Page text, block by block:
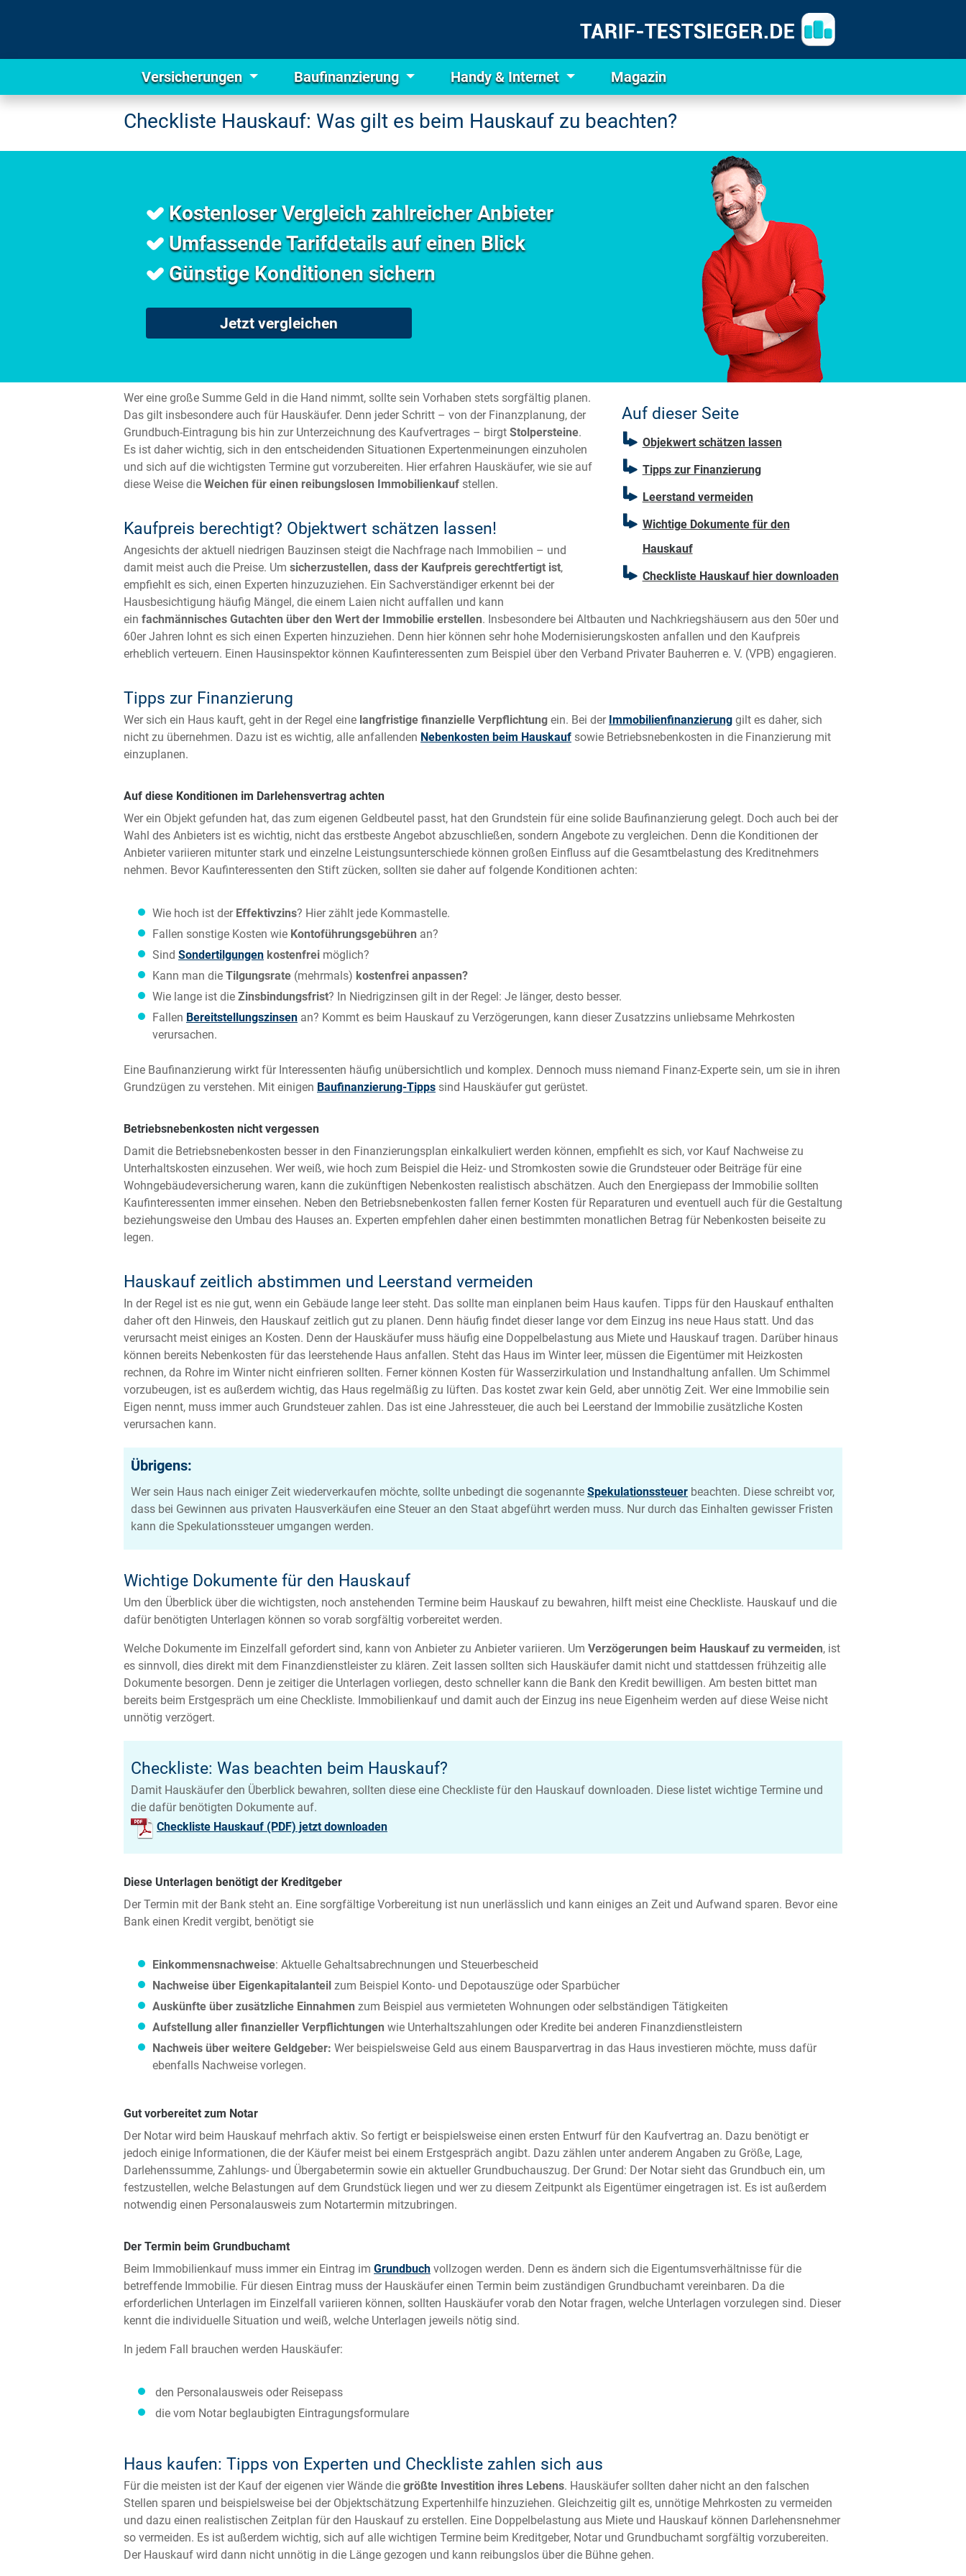
Versicherungen Baufinanzierung Handy & Internet Magazin
Checkliste Hauskauf: Was gilt es beim Hauskauf zu beachten?
Kostenloser Vergleich zahlreicher Anbieter
Umfassende Tarifdetails auf einen Blick
Günstige Konditionen sichern
Jetzt vergleichen
Auf dieser Seite
Objekwert schätzen lassen
Tipps zur Finanzierung
Leerstand vermeiden
Wichtige Dokumente für den
Hauskauf
Checkliste Hauskauf hier downloaden
Wer eine große Summe Geld in die Hand nimmt, sollte sein Vorhaben stets sorgfältig planen.
Das gilt insbesondere auch für Hauskäufer. Denn jeder Schritt – von der Finanzplanung, der
Grundbuch-Eintragung bis hin zur Unterzeichnung des Kaufvertrages – birgt Stolpersteine.
Es ist daher wichtig, sich in den entscheidenden Situationen Expertenmeinungen einzuholen
und sich auf die wichtigsten Termine gut vorzubereiten. Hier erfahren Hauskäufer, wie sie auf
diese Weise die Weichen für einen reibungslosen Immobilienkauf stellen.
Kaufpreis berechtigt? Objektwert schätzen lassen!
Angesichts der aktuell niedrigen Bauzinsen steigt die Nachfrage nach Immobilien – und
damit meist auch die Preise. Um sicherzustellen, dass der Kaufpreis gerechtfertigt ist,
empfiehlt es sich, einen Experten hinzuzuziehen. Ein Sachverständiger erkennt bei der
Hausbesichtigung häufig Mängel, die einem Laien nicht auffallen und kann
ein fachmännisches Gutachten über den Wert der Immobilie erstellen. Insbesondere bei Altbauten und Nachkriegshäusern aus den 50er und
60er Jahren lohnt es sich einen Experten hinzuziehen. Denn hier können sehr hohe Modernisierungskosten anfallen und den Kaufpreis
erheblich verteuern. Einen Hausinspektor können Kaufinteressenten zum Beispiel über den Verband Privater Bauherren e. V. (VPB) engagieren.
Tipps zur Finanzierung
Wer sich ein Haus kauft, geht in der Regel eine langfristige finanzielle Verpflichtung ein. Bei der Immobilienfinanzierung gilt es daher, sich
nicht zu übernehmen. Dazu ist es wichtig, alle anfallenden Nebenkosten beim Hauskauf sowie Betriebsnebenkosten in die Finanzierung mit
einzuplanen.
Auf diese Konditionen im Darlehensvertrag achten
Wer ein Objekt gefunden hat, das zum eigenen Geldbeutel passt, hat den Grundstein für eine solide Baufinanzierung gelegt. Doch auch bei der
Wahl des Anbieters ist es wichtig, nicht das erstbeste Angebot abzuschließen, sondern Angebote zu vergleichen. Denn die Konditionen der
Anbieter variieren mitunter stark und einzelne Leistungsunterschiede können großen Einfluss auf die Gesamtbelastung des Kreditnehmers
nehmen. Bevor Kaufinteressenten den Stift zücken, sollten sie daher auf folgende Konditionen achten:
Wie hoch ist der Effektivzins? Hier zählt jede Kommastelle.
Fallen sonstige Kosten wie Kontoführungsgebühren an?
Sind Sondertilgungen kostenfrei möglich?
Kann man die Tilgungsrate (mehrmals) kostenfrei anpassen?
Wie lange ist die Zinsbindungsfrist? In Niedrigzinsen gilt in der Regel: Je länger, desto besser.
Fallen Bereitstellungszinsen an? Kommt es beim Hauskauf zu Verzögerungen, kann dieser Zusatzzins unliebsame Mehrkosten
verursachen.
Eine Baufinanzierung wirkt für Interessenten häufig unübersichtlich und komplex. Dennoch muss niemand Finanz-Experte sein, um sie in ihren
Grundzügen zu verstehen. Mit einigen Baufinanzierung-Tipps sind Hauskäufer gut gerüstet.
Betriebsnebenkosten nicht vergessen
Damit die Betriebsnebenkosten besser in den Finanzierungsplan einkalkuliert werden können, empfiehlt es sich, vor Kauf Nachweise zu
Unterhaltskosten einzusehen. Wer weiß, wie hoch zum Beispiel die Heiz- und Stromkosten sowie die Grundsteuer oder Beiträge für eine
Wohngebäudeversicherung waren, kann die zukünftigen Nebenkosten realistisch abschätzen. Auch den Energiepass der Immobilie sollten
Kaufinteressenten immer einsehen. Neben den Betriebsnebenkosten fallen ferner Kosten für Reparaturen und eventuell auch für die Gestaltung
beziehungsweise den Umbau des Hauses an. Experten empfehlen daher einen bestimmten monatlichen Betrag für Nebenkosten beiseite zu
legen.
Hauskauf zeitlich abstimmen und Leerstand vermeiden
In der Regel ist es nie gut, wenn ein Gebäude lange leer steht. Das sollte man einplanen beim Haus kaufen. Tipps für den Hauskauf enthalten
daher oft den Hinweis, den Hauskauf zeitlich gut zu planen. Denn häufig findet dieser lange vor dem Einzug ins neue Haus statt. Und das
verursacht meist einiges an Kosten. Denn der Hauskäufer muss häufig eine Doppelbelastung aus Miete und Hauskauf tragen. Darüber hinaus
können bereits Nebenkosten für das leerstehende Haus anfallen. Steht das Haus im Winter leer, müssen die Eigentümer mit Heizkosten
rechnen, da Rohre im Winter nicht einfrieren sollten. Ferner können Kosten für Wasserzirkulation und Instandhaltung anfallen. Um Schimmel
vorzubeugen, ist es außerdem wichtig, das Haus regelmäßig zu lüften. Das kostet zwar kein Geld, aber unnötig Zeit. Wer eine Immobilie sein
Eigen nennt, muss immer auch Grundsteuer zahlen. Das ist eine Jahressteuer, die auch bei Leerstand der Immobilie zusätzliche Kosten
verursachen kann.
Übrigens:
Wer sein Haus nach einiger Zeit wiederverkaufen möchte, sollte unbedingt die sogenannte Spekulationssteuer beachten. Diese schreibt vor,
dass bei Gewinnen aus privaten Hausverkäufen eine Steuer an den Staat abgeführt werden muss. Nur durch das Einhalten gewisser Fristen
kann die Spekulationssteuer umgangen werden.
Wichtige Dokumente für den Hauskauf
Um den Überblick über die wichtigsten, noch anstehenden Termine beim Hauskauf zu bewahren, hilft meist eine Checkliste. Hauskauf und die
dafür benötigten Unterlagen können so vorab sorgfältig vorbereitet werden.
Welche Dokumente im Einzelfall gefordert sind, kann von Anbieter zu Anbieter variieren. Um Verzögerungen beim Hauskauf zu vermeiden, ist
es sinnvoll, dies direkt mit dem Finanzdienstleister zu klären. Zeit lassen sollten sich Hauskäufer damit nicht und stattdessen frühzeitig alle
Dokumente besorgen. Denn je zeitiger die Unterlagen vorliegen, desto schneller kann die Bank den Kredit bewilligen. Am besten bittet man
bereits beim Erstgespräch um eine Checkliste. Immobilienkauf und damit auch der Einzug ins neue Eigenheim werden auf diese Weise nicht
unnötig verzögert.
Checkliste: Was beachten beim Hauskauf?
Damit Hauskäufer den Überblick bewahren, sollten diese eine Checkliste für den Hauskauf downloaden. Diese listet wichtige Termine und
die dafür benötigten Dokumente auf.
Checkliste Hauskauf (PDF) jetzt downloaden
Diese Unterlagen benötigt der Kreditgeber
Der Termin mit der Bank steht an. Eine sorgfältige Vorbereitung ist nun unerlässlich und kann einiges an Zeit und Aufwand sparen. Bevor eine
Bank einen Kredit vergibt, benötigt sie
Einkommensnachweise: Aktuelle Gehaltsabrechnungen und Steuerbescheid
Nachweise über Eigenkapitalanteil zum Beispiel Konto- und Depotauszüge oder Sparbücher
Auskünfte über zusätzliche Einnahmen zum Beispiel aus vermieteten Wohnungen oder selbständigen Tätigkeiten
Aufstellung aller finanzieller Verpflichtungen wie Unterhaltszahlungen oder Kredite bei anderen Finanzdienstleistern
Nachweis über weitere Geldgeber: Wer beispielsweise Geld aus einem Bausparvertrag in das Haus investieren möchte, muss dafür
ebenfalls Nachweise vorlegen.
Gut vorbereitet zum Notar
Der Notar wird beim Hauskauf mehrfach aktiv. So fertigt er beispielsweise einen ersten Entwurf für den Kaufvertrag an. Dazu benötigt er
jedoch einige Informationen, die der Käufer meist bei einem Erstgespräch angibt. Dazu zählen unter anderem Angaben zu Größe, Lage,
Darlehenssumme, Zahlungs- und Übergabetermin sowie ein aktueller Grundbuchauszug. Der Grund: Der Notar sieht das Grundbuch ein, um
festzustellen, welche Belastungen auf dem Grundstück liegen und wer zu diesem Zeitpunkt als Eigentümer eingetragen ist. Es ist außerdem
notwendig einen Personalausweis zum Notartermin mitzubringen.
Der Termin beim Grundbuchamt
Beim Immobilienkauf muss immer ein Eintrag im Grundbuch vollzogen werden. Denn es ändern sich die Eigentumsverhältnisse für die
betreffende Immobilie. Für diesen Eintrag muss der Hauskäufer einen Termin beim zuständigen Grundbuchamt vereinbaren. Da die
erforderlichen Unterlagen im Einzelfall variieren können, sollten Hauskäufer vorab den Notar fragen, welche Unterlagen vorzulegen sind. Dieser
kennt die individuelle Situation und weiß, welche Unterlagen jeweils nötig sind.
In jedem Fall brauchen werden Hauskäufer:
den Personalausweis oder Reisepass
die vom Notar beglaubigten Eintragungsformulare
Haus kaufen: Tipps von Experten und Checkliste zahlen sich aus
Für die meisten ist der Kauf der eigenen vier Wände die größte Investition ihres Lebens. Hauskäufer sollten daher nicht an den falschen
Stellen sparen und beispielsweise bei der Objektschätzung Expertenhilfe hinzuziehen. Gleichzeitig gilt es, unnötige Mehrkosten zu vermeiden
und dazu einen realistischen Zeitplan für den Hauskauf zu erstellen. Eine Doppelbelastung aus Miete und Hauskauf können Darlehensnehmer
so vermeiden. Es ist außerdem wichtig, sich auf alle wichtigen Termine beim Kreditgeber, Notar und Grundbuchamt sorgfältig vorzubereiten.
Der Hauskauf wird dann nicht unnötig in die Länge gezogen und kann reibungslos über die Bühne gehen.